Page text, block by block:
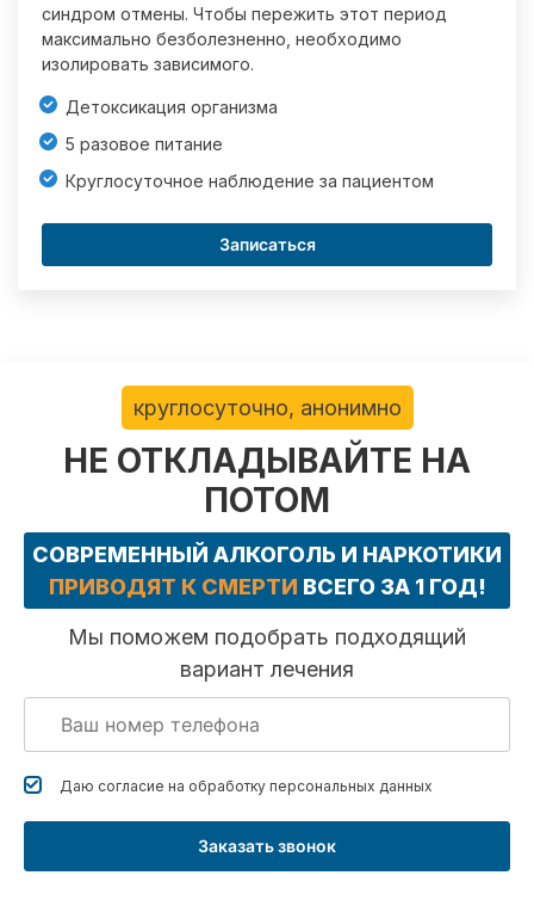
синдром отмены. Чтобы пережить этот период
максимально безболезненно, необходимо
изолировать зависимого.
Детоксикация организма
5 разовое питание
Круглосуточное наблюдение за пациентом
Записаться
круглосуточно, анонимно
НЕ ОТКЛАДЫВАЙТЕ НА
ПОТОМ
СОВРЕМЕННЫЙ АЛКОГОЛЬ И НАРКОТИКИ
ПРИВОДЯТ К СМЕРТИ ВСЕГО ЗА 1 ГОД!
Мы поможем подобрать подходящий
вариант лечения
Даю согласие на обработку персональных данных
Заказать звонок